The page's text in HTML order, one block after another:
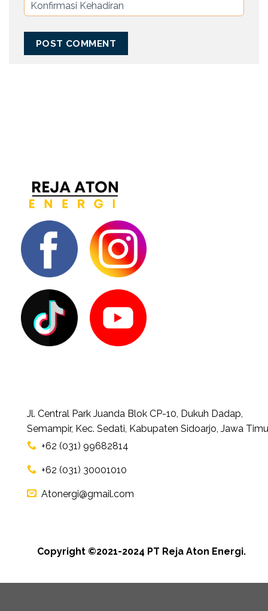
Jl. Central Park Juanda Blok CP-10, Dukuh Dadap,
Semampir, Kec. Sedati, Kabupaten Sidoarjo, Jawa
+62 (031) 99682814
+62 (031) 30001010
Atonergi@gmail.com
Copyright ©2021-2024 PT Reja Aton Energi.